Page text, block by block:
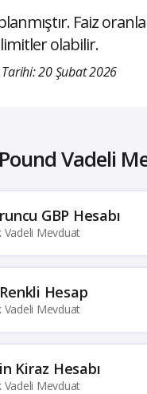
Faiz
olabilir.
20 Şubat 2026
Vadeli
GBP Hesabı
Vadeli Mevduat
Hesap
Vadeli Mevduat
Kiraz Hesabı
Vadeli Mevduat